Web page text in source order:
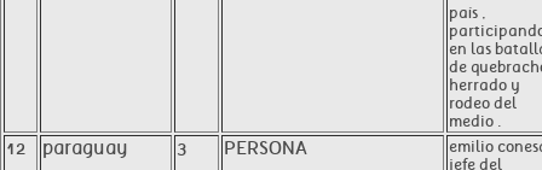
país ,
en las
de
herrado y
rodeo del
medio .
12 paraguay 3 PERSONA
emilio
jefe del